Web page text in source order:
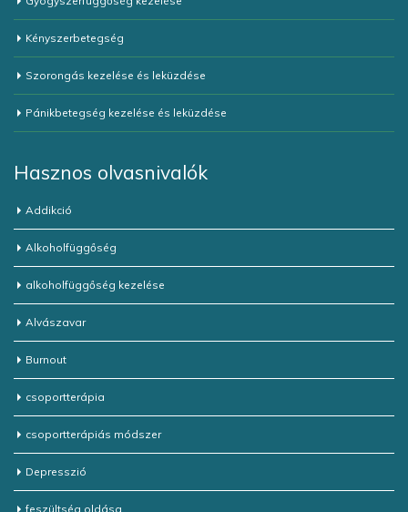
Kényszerbetegség
Szorongás kezelése és leküzdése
Pánikbetegség kezelése és leküzdése
Hasznos olvasnivalók
Addikció
Alkoholfüggőség
alkoholfüggőség kezelése
Alvászavar
Burnout
csoportterápia
csoportterápiás módszer
Depresszió
feszültség oldása